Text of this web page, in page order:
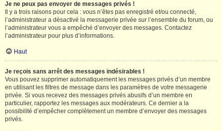
Je ne peux pas envoyer de messages privés !
Il y a trois raisons pour cela : vous n’êtes pas enregistré et/ou connecté,
l’administrateur a désactivé la messagerie privée sur l’ensemble du forum, ou
l’administrateur vous a empêché d’envoyer des messages. Contactez
l’administrateur pour plus d’informations.
Haut
Je reçois sans arrêt des messages indésirables !
Vous pouvez supprimer automatiquement les messages privés d’un membre
en utilisant les filtres de message dans les paramètres de votre messagerie
privée. Si vous recevez des messages privés abusifs d’un membre en
particulier, rapportez les messages aux modérateurs. Ce dernier a la
possibilité d’empêcher complètement un membre d’envoyer des messages
privés.